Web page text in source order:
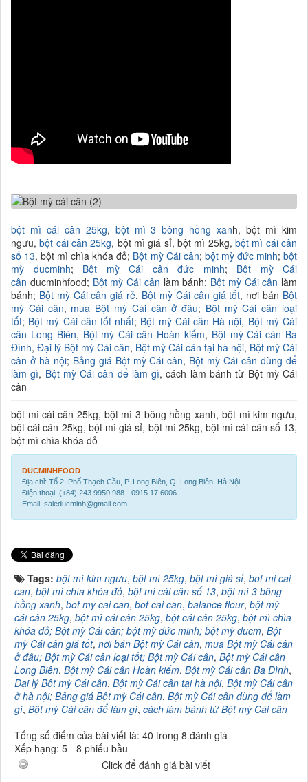
bột mì cái cân 25kg, bột mì 3 bông hồng xanh, bột mì kim
ngưu,bột cái cân 25kg, bột mì giá sỉ, bột mì 25kg,bột mì cái cân
số 13, bột mì chìa khóa đỏ; Bột mỳ Cái cân; bột mỳ đức minh;bột
mỳ ducminh; Bột mỳ Cái cân đức minh; Bột mỳ Cái
cân ducminhfood; Bột mỳ Cái cân làm bánh; Bột mỳ Cái cân làm
bánh; Bột mỳ Cái cân giá rẻ, Bột mỳ Cái cân giá tốt, nơi bán Bột
mỳ Cái cân, mua Bột mỳ Cái cân ở đâu; Bột mỳ Cái cân loại
tốt; Bột mỳ Cái cân tốt nhất; Bột mỳ Cái cân Hà nội, Bột mỳ Cái
cân Long Biên, Bột mỳ Cái cân Hoàn kiếm, Bột mỳ Cái cân Ba
Đình, Đại lý Bột mỳ Cái cân, Bột mỳ Cái cân tại hà nội, Bột mỳ Cái
cân ở hà nội; Bảng giá Bột mỳ Cái cân, Bột mỳ Cái cân dùng để
làm gì, Bột mỳ Cái cân để làm gì, cách làm bánh từ Bột mỳ Cái
cân
bột mì cái cân 25kg, bột mì 3 bông hồng xanh, bột mì kim ngưu,
bột cái cân 25kg, bột mì giá sỉ, bột mì 25kg, bột mì cái cân số 13,
bột mì chìa khóa đỏ
DUCMINHFOOD
Địa chỉ: Tổ 2, Phố Thạch Cầu, P. Long Biên, Q. Long Biên, Hà Nội
Điện thoại: (+84) 243.9950.988 - 0915.17.6006
Email: saleducminh@gmail.com
Tags: bột mì kim ngưu, bột mì 25kg, bột mì giá sỉ, bot mi cai
can, bột mì chìa khóa đỏ, bột mì cái cân số 13, bột mì 3 bông
hồng xanh, bot my cai can, bot cai can, balance flour, bột mỳ
cái cân 25kg, bột mì cái cân 25kg, bột cái cân 25kg, bột mì chìa
khóa đỏ; Bột mỳ Cái cân; bột mỳ đức minh; bột mỳ ducm, Bột
mỳ Cái cân giá tốt, nơi bán Bột mỳ Cái cân, mua Bột mỳ Cái cân
ở đâu; Bột mỳ Cái cân loại tốt; Bột mỳ Cái cân, Bột mỳ Cái cân
Long Biên, Bột mỳ Cái cân Hoàn kiếm, Bột mỳ Cái cân Ba Đình,
Đại lý Bột mỳ Cái cân, Bột mỳ Cái cân tại hà nội, Bột mỳ Cái cân
ở hà nội; Bảng giá Bột mỳ Cái cân, Bột mỳ Cái cân dùng để làm
gì, Bột mỳ Cái cân để làm gì, cách làm bánh từ Bột mỳ Cái cân
Tổng số điểm của bài viết là: 40 trong 8 đánh giá
Xếp hạng: 5 - 8 phiếu bầu
Click để đánh giá bài viết